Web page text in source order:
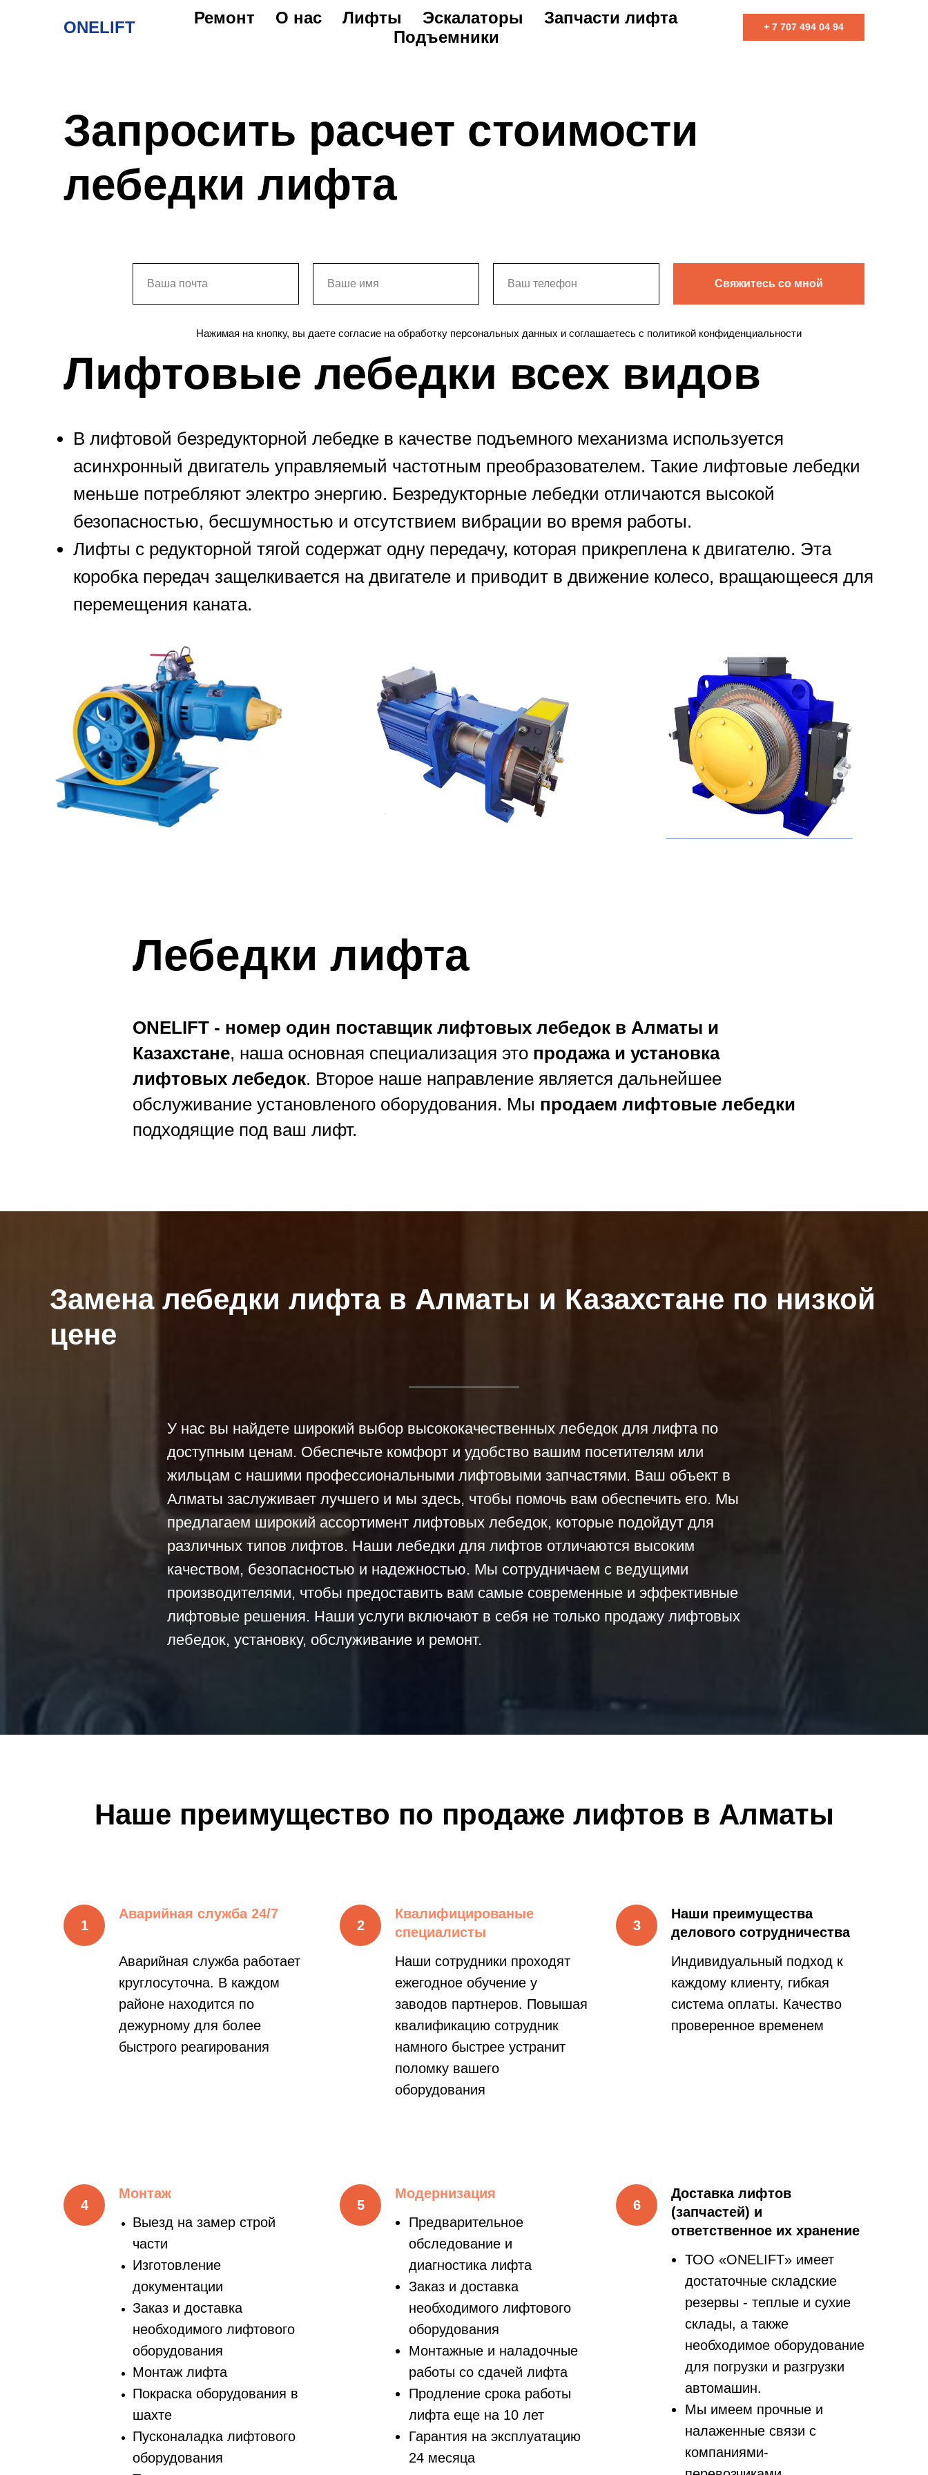
ONELIFT
Ремонт О нас Лифты Эскалаторы
Запчасти лифта
Подъемники
+ 7 707 494 04 94
Запросить расчет стоимости
лебедки лифта
Свяжитесь со мной
Нажимая на кнопку, вы даете согласие на обработку персональных данных и соглашаетесь c политикой конфиденциальности
Лифтовые лебедки всех видов
В лифтовой безредукторной лебедке в качестве подъемного механизма используется
асинхронный двигатель управляемый частотным преобразователем. Такие лифтовые лебедки
меньше потребляют электро энергию. Безредукторные лебедки отличаются высокой
безопасностью, бесшумностью и отсутствием вибрации во время работы.
Лифты с редукторной тягой содержат одну передачу, которая прикреплена к двигателю. Эта
коробка передач защелкивается на двигателе и приводит в движение колесо, вращающееся для
перемещения каната.
Лебедки лифта
ONELIFT - номер один поставщик лифтовых лебедок в Алматы и
Казахстане, наша основная специализация это продажа и установка
лифтовых лебедок. Второе наше направление является дальнейшее
обслуживание установленого оборудования. Мы продаем лифтовые лебедки
подходящие под ваш лифт.
Замена лебедки лифта в Алматы и Казахстане по низкой
цене
У нас вы найдете широкий выбор высококачественных лебедок для лифта по
доступным ценам. Обеспечьте комфорт и удобство вашим посетителям или
жильцам с нашими профессиональными лифтовыми запчастями. Ваш объект в
Алматы заслуживает лучшего и мы здесь, чтобы помочь вам обеспечить его. Мы
предлагаем широкий ассортимент лифтовых лебедок, которые подойдут для
различных типов лифтов. Наши лебедки для лифтов отличаются высоким
качеством, безопасностью и надежностью. Мы сотрудничаем с ведущими
производителями, чтобы предоставить вам самые современные и эффективные
лифтовые решения. Наши услуги включают в себя не только продажу лифтовых
лебедок, установку, обслуживание и ремонт.
Наше преимущество по продаже лифтов в Алматы
Аварийная служба 24/7
Аварийная служба работает
круглосуточна. В каждом
районе находится по
дежурному для более
быстрого реагирования
Квалифицированые
специалисты
Наши сотрудники проходят
ежегодное обучение у
заводов партнеров. Повышая
квалификацию сотрудник
намного быстрее устранит
поломку вашего
оборудования
Наши преимущества
делового сотрудничества
Индивидуальный подход к
каждому клиенту, гибкая
система оплаты. Качество
проверенное временем
Монтаж
Выезд на замер строй
части
Изготовление
документации
Заказ и доставка
необходимого лифтового
оборудования
Монтаж лифта
Покраска оборудования в
шахте
Пусконаладка лифтового
оборудования
Модернизация
Предварительное
обследование и
диагностика лифта
Заказ и доставка
необходимого лифтового
оборудования
Монтажные и наладочные
работы со сдачей лифта
Продление срока работы
лифта еще на 10 лет
Гарантия на эксплуатацию
24 месяца
Доставка лифтов
(запчастей) и
ответственное их хранение
ТОО «ONELIFT» имеет
достаточные складские
резервы - теплые и сухие
склады, а также
необходимое оборудование
для погрузки и разгрузки
автомашин.
Мы имеем прочные и
налаженные связи с
компаниями-